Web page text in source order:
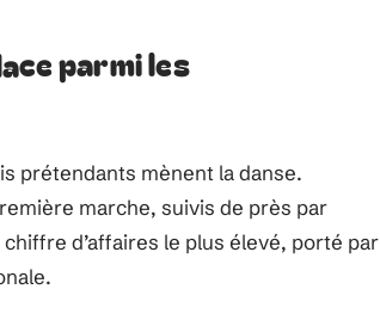
parmi les
prétendants mènent la danse.
marche, suivis de près par
d’affaires le plus élevé, porté par